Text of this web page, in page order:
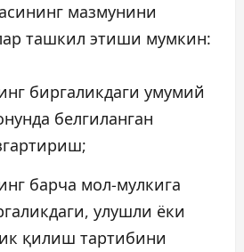
мазмунини
ташкил этиши мумкин:
биргаликдаги умумий
белгиланган
барча мол-мулкига
улушли ёки
қилиш тартибини